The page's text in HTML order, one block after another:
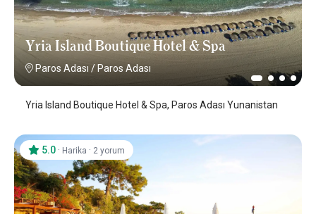
Yria Island Boutique Hotel & Spa
Paros Adası / Paros Adası
Yria Island Boutique Hotel & Spa, Paros Adası Yunanistan
5.0 · Harika · 2 yorum